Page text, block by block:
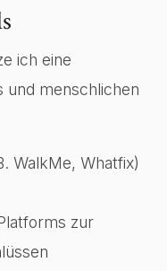
ich eine
und menschlichen
WalkMe, Whatfix)
zur